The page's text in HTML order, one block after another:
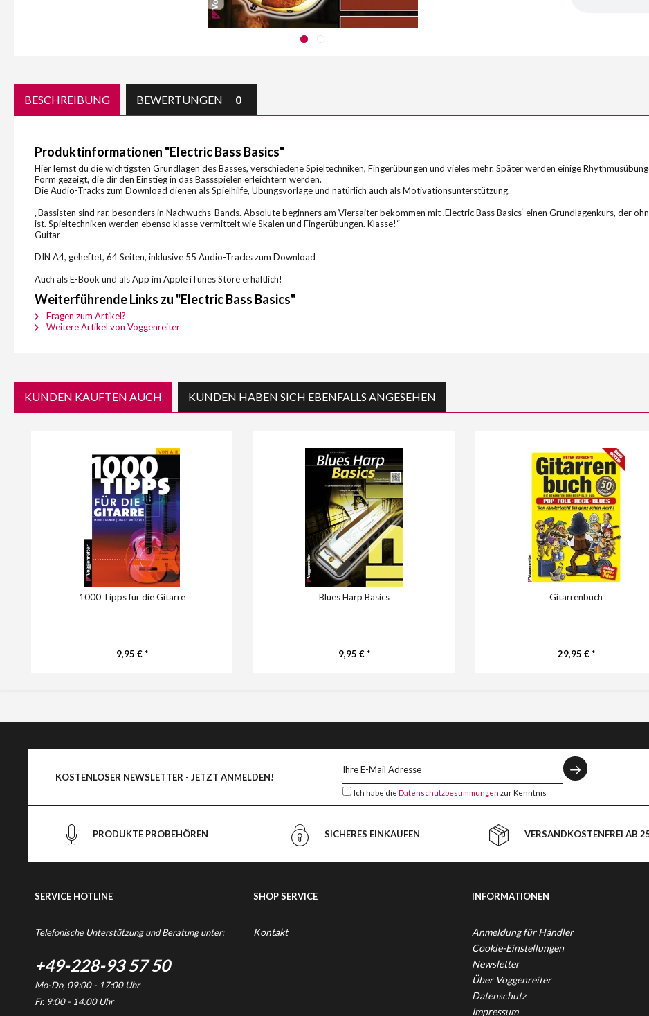
BESCHREIBUNG BEWERTUNGEN 0
Produktinformationen "Electric Bass Basics"
Hier lernst du die wichtigsten Grundlagen des Basses, verschiedene Spieltechniken, Fingerübungen und vieles mehr. Später werden einige
Form gezeigt, die dir den Einstieg in das Bassspielen erleichtern werden.
Die Audio-Tracks zum Download dienen als Spielhilfe, Übungsvorlage und natürlich auch als Motivationsunterstützung.
„Bassisten sind rar, besonders in Nachwuchs-Bands. Absolute beginners am Viersaiter bekommen mit ,Electric Bass Basics‘ einen Grundlagenkurs, der
ist. Spieltechniken werden ebenso klasse vermittelt wie Skalen und Fingerübungen. Klasse!“
Guitar
DIN A4, geheftet, 64 Seiten, inklusive 55 Audio-Tracks zum Download
Auch als E-Book und als App im Apple iTunes Store erhältlich!
Weiterführende Links zu "Electric Bass Basics"
Fragen zum Artikel?
Weitere Artikel von Voggenreiter
KUNDEN KAUFTEN AUCH KUNDEN HABEN SICH EBENFALLS ANGESEHEN
1000 Tipps für die Gitarre
9,95 € *
Blues Harp Basics
9,95 € *
Gitarrenbuch
29,95 € *
KOSTENLOSER NEWSLETTER - JETZT ANMELDEN!
Ich habe die Datenschutzbestimmungen zur Kenntnis
PRODUKTE PROBEHÖREN SICHERES EINKAUFEN VERSANDKOSTENFREI AB
SERVICE HOTLINE
Telefonische Unterstützung und Beratung unter:
+49-228-93 57 50
Mo-Do, 09:00 - 17:00 Uhr
Fr. 9:00 - 14:00 Uhr
SHOP SERVICE
Kontakt
INFORMATIONEN
Anmeldung für Händler
Cookie-Einstellungen
Newsletter
Über Voggenreiter
Datenschutz
Impressum